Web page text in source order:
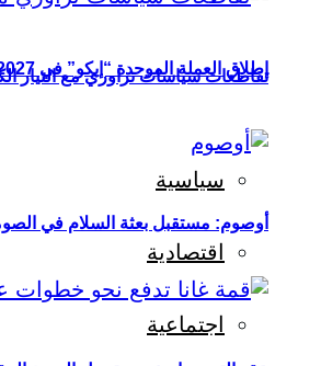
إطلاق العملة الموحدة “إيكو” في 2027.. “إيكواس” تمضي قدمًا دون انتظار
سياسية
اقتصادية
اجتماعية
تقاطعات سياسات تراوري مع التيار
أوصوم: مستقبل بعثة السلام في